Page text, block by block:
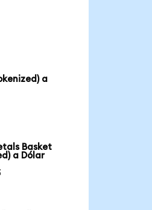
a
Basket
a Dólar